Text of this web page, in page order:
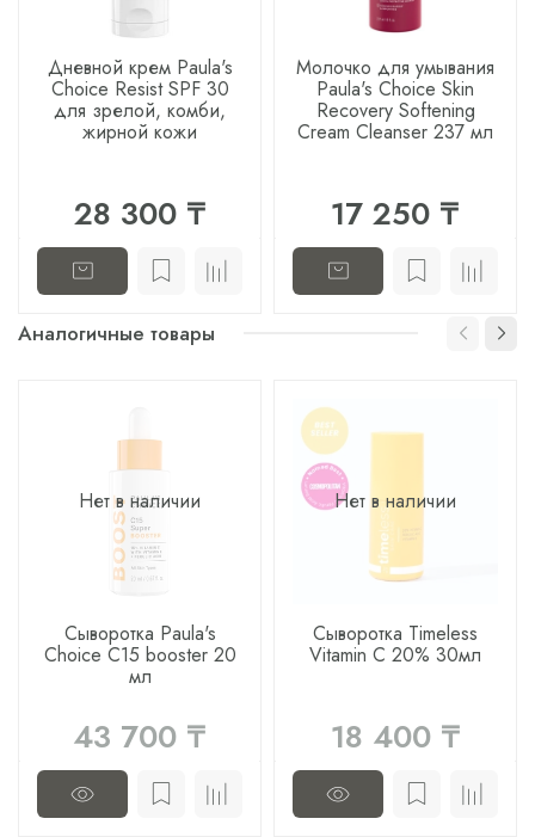
Дневной крем Paula's
Choice Resist SPF 30
для зрелой, комби,
жирной кожи
28 300 ₸
Молочко для умывания
Paula's Choice Skin
Recovery Softening
Cream Cleanser 237 мл
17 250 ₸
Аналогичные товары
Нет в наличии
Сыворотка Paula's
Choice C15 booster 20
мл
43 700 ₸
Нет в наличии
Сыворотка Timeless
Vitamin C 20% 30мл
18 400 ₸